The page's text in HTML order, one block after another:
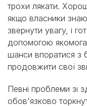
трохи лякати.
якщо власники
звернути увагу, і
допомогою
шанси впоратися з
продовжити свої
Певні проблеми зі
обов'язково